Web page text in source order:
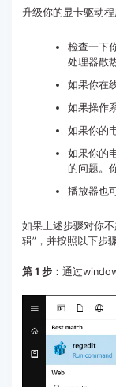
升级你的显卡驱动
检查一下
处理器散
如果你在
如果操作
如果你的
如果你的
的问题。
播放器也
如果上述步骤对你
辑”，并按照以下步
第 1 步： 通过